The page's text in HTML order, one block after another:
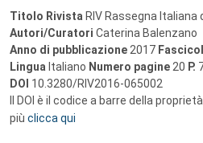
Titolo Rivista RIV Rassegna Italiana
Autori/Curatori Caterina Balenzano
Anno di pubblicazione 2017
Lingua Italiano Numero pagine 20 P.
DOI 10.3280/RIV2016-065002
Il DOI è il codice a barre della
più clicca qui